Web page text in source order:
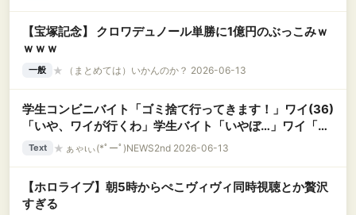
【宝塚記念】 クロワデュノール単勝に1億円のぶっこみｗ
ｗｗｗ
一般 ★ （まとめては）いかんのか？ 2026-06-13
学生コンビニバイト「ゴミ捨て行ってきます！」ワイ(36)
「いや、ワイが行くわ」学生バイト「いやぼ…」ワイ「ワ
イが行く言うてるやろ！」(大声)
Text ★ ぁゃιぃ(*ﾟーﾟ)NEWS2nd 2026-06-13
【ホロライブ】朝5時からぺこヴィヴィ同時視聴とか贅沢
すぎる